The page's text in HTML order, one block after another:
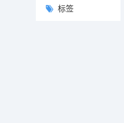
标签